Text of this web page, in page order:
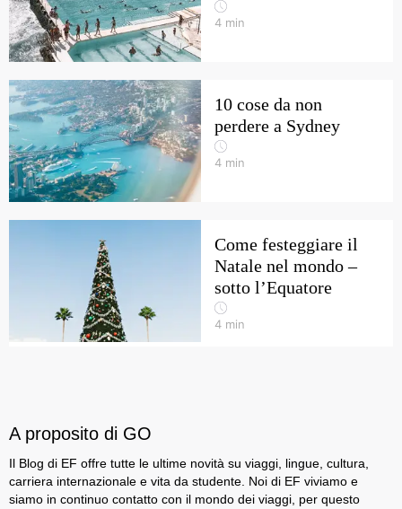
4 min
10 cose da non
perdere a Sydney
4 min
Come festeggiare il
Natale nel mondo –
sotto l’Equatore
4 min
A proposito di GO
Il Blog di EF offre tutte le ultime novità su viaggi, lingue, cultura,
carriera internazionale e vita da studente. Noi di EF viviamo e
siamo in continuo contatto con il mondo dei viaggi, per questo